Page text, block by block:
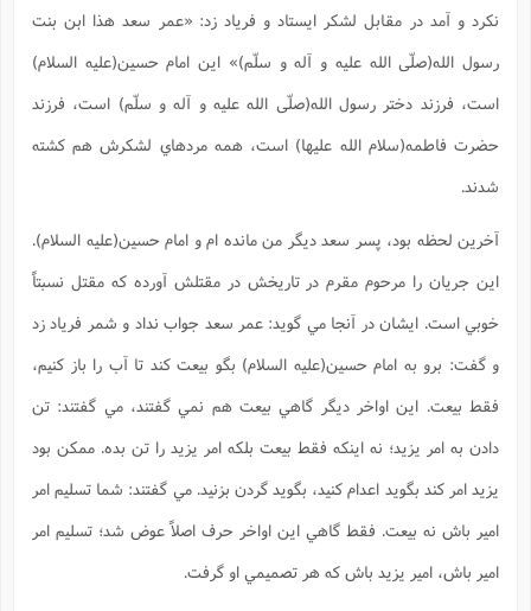
نکرد و آمد در مقابل لشکر ايستاد و فرياد زد: «عمر سعد هذا ابن بنت
رسول الله(صلّی الله علیه و آله و سلّم)» اين امام حسين(علیه السلام)
است، فرزند دختر رسول الله(صلّی الله علیه و آله و سلّم) است، فرزند
حضرت فاطمه(سلام الله علیها) است، همه مردهاي لشکرش هم کشته
شدند.
آخرين لحظه بود، پسر سعد ديگر من مانده ام و امام حسين(علیه السلام).
اين جريان را مرحوم مقرم در تاريخش در مقتلش آورده که مقتل نسبتاً
خوبي است. ايشان در آنجا مي گويد: عمر سعد جواب نداد و شمر فرياد زد
و گفت: برو به امام حسين(علیه السلام) بگو بيعت کند تا آب را باز کنيم،
فقط بيعت. اين اواخر ديگر گاهي بيعت هم نمي گفتند، مي گفتند: تن
دادن به امر يزيد؛ نه اينکه فقط بيعت بلکه امر يزيد را تن بده. ممکن بود
يزيد امر کند بگويد اعدام کنيد، بگويد گردن بزنيد. مي گفتند: شما تسليم امر
امير باش نه بيعت. فقط گاهي اين اواخر حرف اصلاً عوض شد؛ تسليم امر
امير باش، امير يزيد باش که هر تصميمي او گرفت.